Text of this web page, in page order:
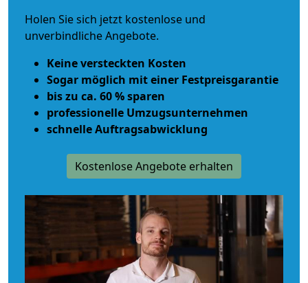
Holen Sie sich jetzt kostenlose und
unverbindliche Angebote.
Keine versteckten Kosten
Sogar möglich mit einer Festpreisgarantie
bis zu ca. 60 % sparen
professionelle Umzugsunternehmen
schnelle Auftragsabwicklung
Kostenlose Angebote erhalten